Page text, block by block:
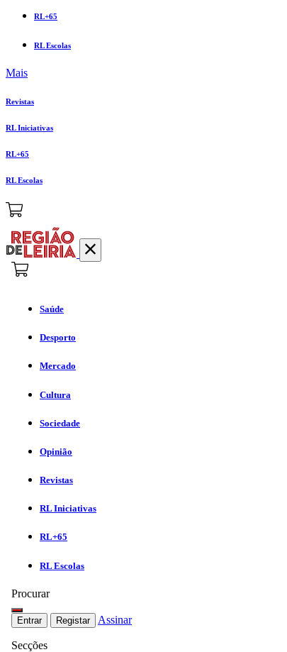
RL+65
RL Escolas
Mais
Revistas
RL Iniciativas
RL+65
RL Escolas
Saúde
Desporto
Mercado
Cultura
Sociedade
Opinião
Revistas
RL Iniciativas
RL+65
RL Escolas
Procurar
Entrar Registar Assinar
Secções